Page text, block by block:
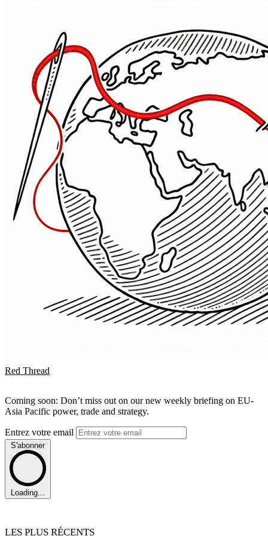
Red Thread
Coming soon: Don’t miss out on our new weekly briefing on EU-
Asia Pacific power, trade and strategy.
Entrez votre email
S'abonner
Loading...
LES PLUS RÉCENTS